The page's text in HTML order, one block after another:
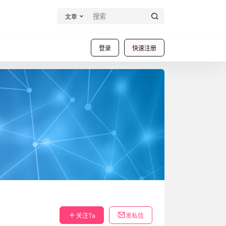
文章
登录 快速注册
关注Ta 发私信